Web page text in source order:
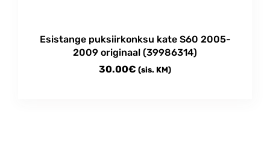
page
Esistange puksiirkonksu kate S60 2005-
2009 originaal (39986314)
30.00€ (sis. KM)